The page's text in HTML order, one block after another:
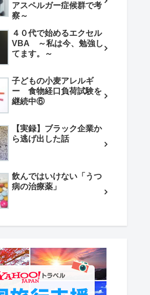
アスペルガー症候群で考
察～
４０代で始めるエクセル
VBA ～私は今、勉強し
てます。～
子どもの小麦アレルギ
ー 食物経口負荷試験を
継続中⑥
【実録】ブラック企業か
ら逃げ出した話
飲んではいけない「うつ
病の治療薬」